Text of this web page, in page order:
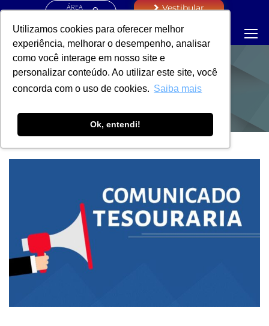
Utilizamos cookies para oferecer melhor
experiência, melhorar o desempenho, analisar
como você interage em nosso site e
personalizar conteúdo. Ao utilizar este site, você
concorda com o uso de cookies. Saiba mais
Ok, entendi!
ÁREA
Vestibular
NOTÍCIAS